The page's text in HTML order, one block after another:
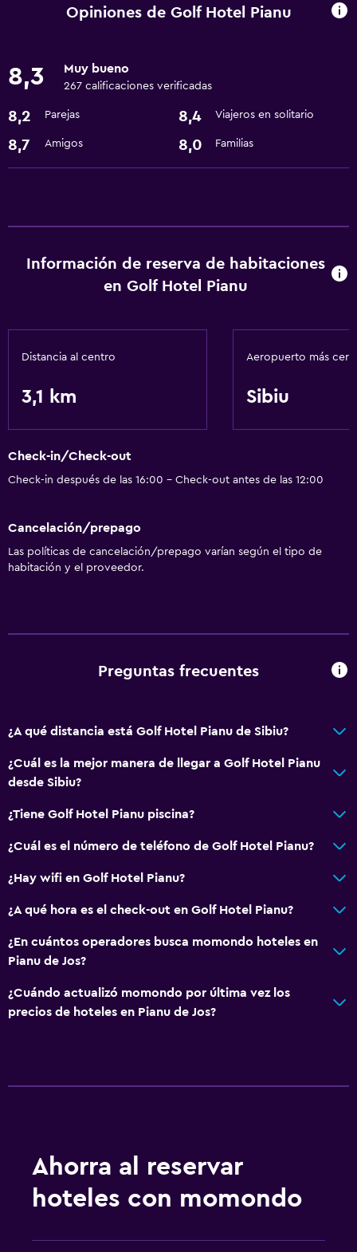
Centro de negocios
Servicios básicos
Wifi gratis
Áreas designadas para fumadores
Secador de pelo
Lavandería
Comedor
Minibar
Espacio de almacenamiento
Spa
Sauna
Opiniones de Golf Hotel Pianu
8,3 Muy bueno
267 calificaciones verificadas
8,2 Parejas 8,4 Viajeros en solitario
8,7 Amigos 8,0 Familias
Información de reserva de habitaciones
en Golf Hotel Pianu
Distancia al centro
3,1 km
Aeropuerto más
Sibiu
Check-in/Check-out
Check-in después de las 16:00 - Check-out antes de las 12:00
Cancelación/prepago
Las políticas de cancelación/prepago varían según el tipo de
habitación y el proveedor.
Preguntas frecuentes
¿A qué distancia está Golf Hotel Pianu de Sibiu?
¿Cuál es la mejor manera de llegar a Golf Hotel Pianu
desde Sibiu?
¿Tiene Golf Hotel Pianu piscina?
¿Cuál es el número de teléfono de Golf Hotel Pianu?
¿Hay wifi en Golf Hotel Pianu?
¿A qué hora es el check-out en Golf Hotel Pianu?
¿En cuántos operadores busca momondo hoteles en
Pianu de Jos?
¿Cuándo actualizó momondo por última vez los
precios de hoteles en Pianu de Jos?
Ahorra al reservar
hoteles con momondo